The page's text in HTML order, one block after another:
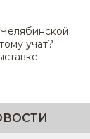
учат?